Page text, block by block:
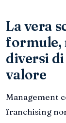
La vera
formule,
diversi
valore
Management
franchising